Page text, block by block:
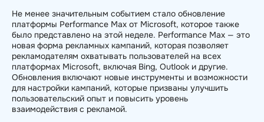
Не менее значительным событием стало обновление
платформы Performance Max от Microsoft, которое также
было представлено на этой неделе. Performance Max — это
новая форма рекламных кампаний, которая позволяет
рекламодателям охватывать пользователей на всех
платформах Microsoft, включая Bing, Outlook и другие.
Обновления включают новые инструменты и возможности
для настройки кампаний, которые призваны улучшить
пользовательский опыт и повысить уровень
взаимодействия с рекламой.